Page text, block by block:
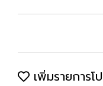
เพิ่มรายการโ